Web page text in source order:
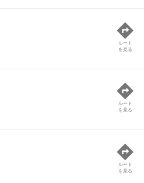
ルート
を見る
ルート
を見る
ルート
を見る